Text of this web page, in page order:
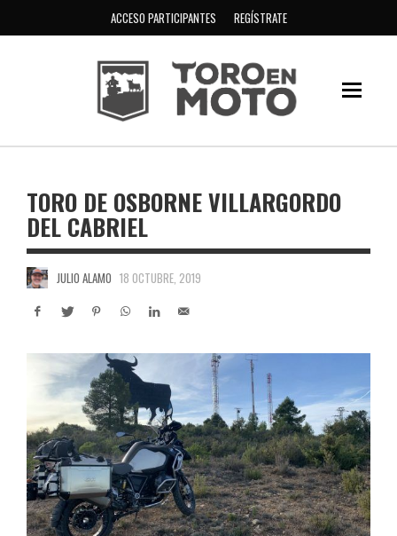
ACCESO PARTICIPANTES REGÍSTRATE
TORO DE OSBORNE VILLARGORDO
DEL CABRIEL
JULIO ALAMO 18 OCTUBRE, 2019